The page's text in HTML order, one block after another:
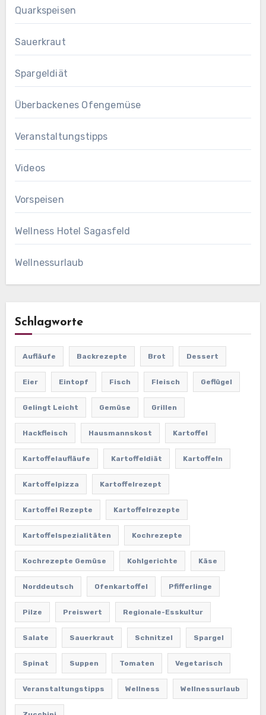
Quarkspeisen
Sauerkraut
Spargeldiät
Überbackenes Ofengemüse
Veranstaltungstipps
Videos
Vorspeisen
Wellness Hotel Sagasfeld
Wellnessurlaub
Schlagworte
Aufläufe Backrezepte Brot Dessert
Eier Eintopf Fisch Fleisch Geflügel
Gelingt Leicht Gemüse Grillen
Hackfleisch Hausmannskost Kartoffel
Kartoffelaufläufe Kartoffeldiät Kartoffeln
Kartoffelpizza Kartoffelrezept
Kartoffel Rezepte Kartoffelrezepte
Kartoffelspezialitäten Kochrezepte
Kochrezepte Gemüse Kohlgerichte Käse
Norddeutsch Ofenkartoffel Pfifferlinge
Pilze Preiswert Regionale-Esskultur
Salate Sauerkraut Schnitzel Spargel
Spinat Suppen Tomaten Vegetarisch
Veranstaltungstipps Wellness Wellnessurlaub